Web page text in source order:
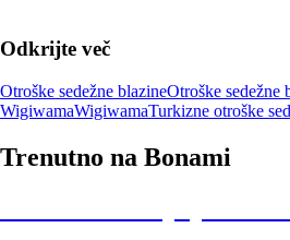
Odkrijte več
Otroške sedežne blazineOtroške sedežne
WigiwamaWigiwamaTurkizne otroške
Trenutno na Bonami